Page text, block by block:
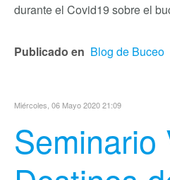
durante el Covid19 sobre el
Publicado en Blog de Buceo
Miércoles, 06 Mayo 2020 21:09
Seminario